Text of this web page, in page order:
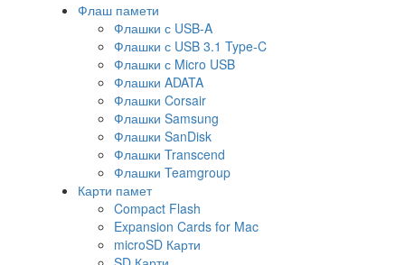
Флаш памети
Флашки с USB-A
Флашки с USB 3.1 Type-C
Флашки с Micro USB
Флашки ADATA
Флашки Corsair
Флашки Samsung
Флашки SanDisk
Флашки Transcend
Флашки Teamgroup
Карти памет
Compact Flash
Expansion Cards for Mac
microSD Карти